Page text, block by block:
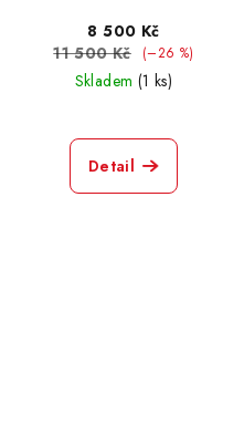
8 500 Kč
11 500 Kč
(–26 %)
Skladem (1 ks)
Detail